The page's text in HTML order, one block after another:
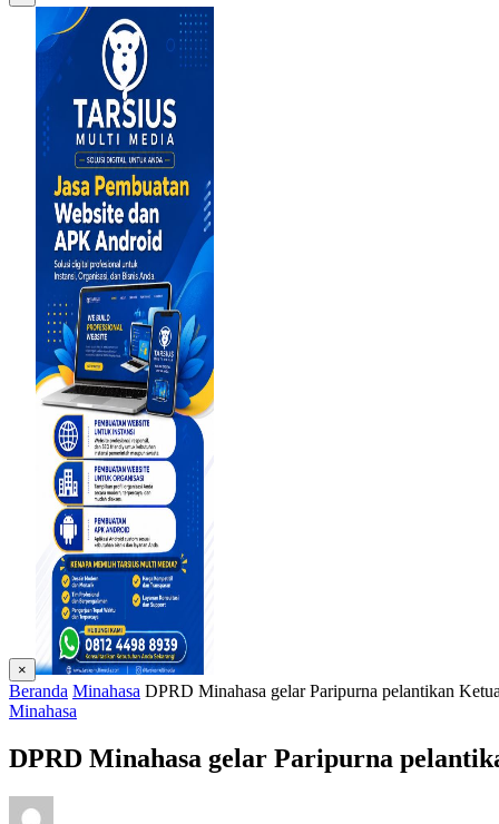
×
Beranda Minahasa DPRD Minahasa gelar Paripurna pelantikan
Minahasa
DPRD Minahasa gelar Paripurna